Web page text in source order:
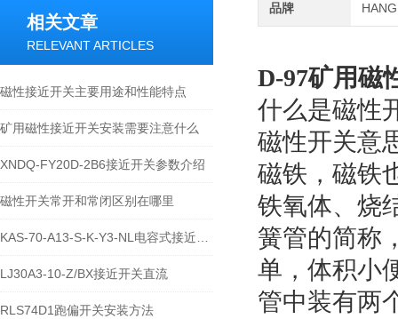
相关文章
RELEVANT ARTICLES
磁性接近开关主要用途和性能特点
矿用磁性接近开关安装需要注意什么
XNDQ-FY20D-2B6接近开关参数介绍
磁性开关常开和常闭区别在哪里
LJ30A3-10-Z/BX接近开关直流
RLS74D1跑偏开关安装方法
品牌
D-97矿用磁
什么是磁性
磁性开关意
磁铁，磁铁
铁氧体、烧
簧管的简称
单，体积小
管中装有两